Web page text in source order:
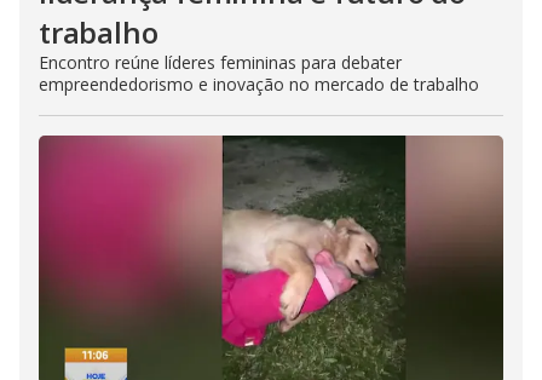
trabalho
Encontro reúne líderes femininas para debater
empreendedorismo e inovação no mercado de trabalho